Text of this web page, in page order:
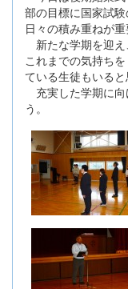
部の目標に国家試験
日々の積み重ねが
新たな学期を迎え
これまでの気持ち
ている生徒もいると
充実した学期に向
う。